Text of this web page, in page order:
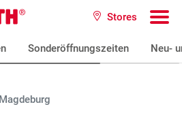
Stores
Sonderöffnungszeiten Neu-